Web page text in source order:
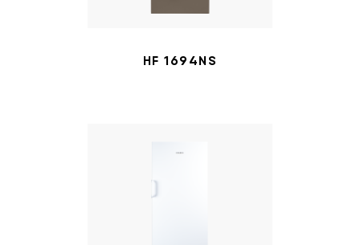
HF 1694NS